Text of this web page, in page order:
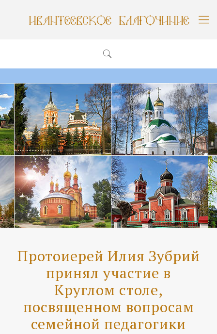
Протоиерей Илия Зубрий
принял участие в
Круглом столе,
посвященном вопросам
семейной педагогики